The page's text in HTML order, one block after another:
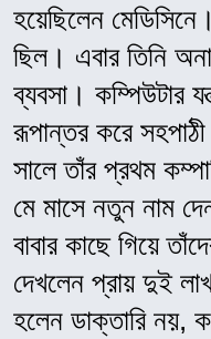
হয়েছিলেন
ছিল। এবার তিনি
ব্যবসা। কম্পিউটার
রূপান্তর করে
সালে তাঁর প্রথম
মে মাসে নতুন নাম
বাবার কাছে গিয়ে
দেখলেন প্রায় দুই
হলেন ডাক্তারি নয়,